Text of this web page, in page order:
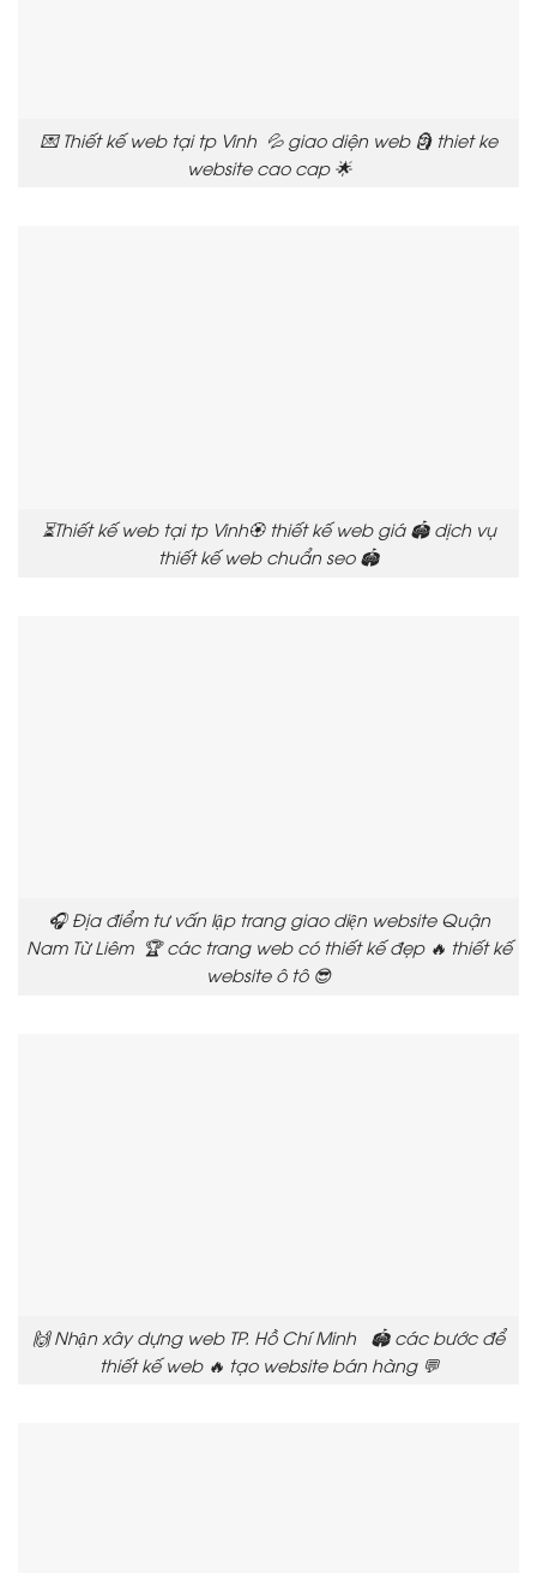
💌 Thiết kế web tại tp Vinh 💦 giao diện web 🗿 thiet ke
website cao cap 🌟
⏳Thiết kế web tại tp Vinh🏵️ thiết kế web giá 🏟️ dịch vụ
thiết kế web chuẩn seo 🏟️
🎧 Địa điểm tư vấn lập trang giao diện website Quận
Nam Từ Liêm 🏆 các trang web có thiết kế đẹp 🔥 thiết kế
website ô tô 😎
🙌 Nhận xây dựng web TP. Hồ Chí Minh 🏟️ các bước để
thiết kế web 🔥 tạo website bán hàng 💬